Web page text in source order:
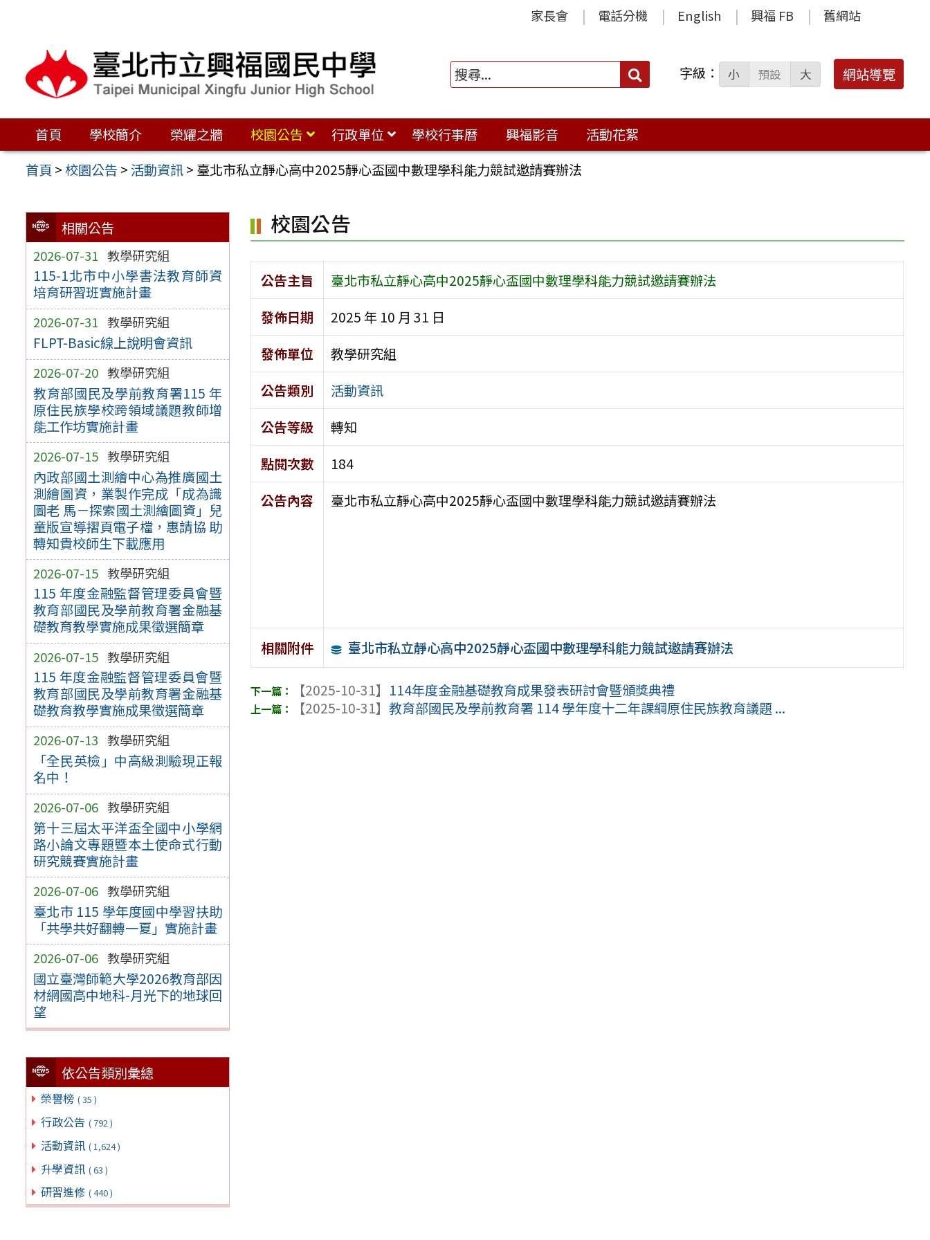
區
家長會 電話分機 English 興福 FB 舊網站
搜
字級： 小 預設 大 網站導覽
首頁 學校簡介 榮耀之牆 校園公告 行政單位 學校行事曆 興福影音
活動花絮
首頁 >校園公告 > 活動資訊> 臺北市私立靜心高中2025靜心盃國中數理學科能力競試邀請賽辦法
相關公告
2026-07-31 教學研究組
115-1北市中小學書法教育師資
培育研習班實施計畫
2026-07-31 教學研究組
FLPT-Basic線上說明會資訊
2026-07-20 教學研究組
教育部國民及學前教育署115 年
原住民族學校跨領域議題教師增
能工作坊實施計畫
2026-07-15 教學研究組
內政部國土測繪中心為推廣國土
測繪圖資，業製作完成「成為識
圖老 馬－探索國土測繪圖資」兒
童版宣導摺頁電子檔，惠請協 助
轉知貴校師生下載應用
2026-07-15 教學研究組
115 年度金融監督管理委員會暨
教育部國民及學前教育署金融基
礎教育教學實施成果徵選簡章
2026-07-15 教學研究組
115 年度金融監督管理委員會暨
教育部國民及學前教育署金融基
礎教育教學實施成果徵選簡章
2026-07-13 教學研究組
「全民英檢」中高級測驗現正報
名中！
2026-07-06 教學研究組
第十三屆太平洋盃全國中小學網
路小論文專題暨本土使命式行動
研究競賽實施計畫
2026-07-06 教學研究組
臺北市 115 學年度國中學習扶助
「共學共好翻轉一夏」實施計畫
2026-07-06 教學研究組
國立臺灣師範大學2026教育部因
材網國高中地科-月光下的地球回
望
依公告類別彙總
榮譽榜 ( 35 )
行政公告 ( 792 )
活動資訊 ( 1,624 )
升學資訊 ( 63 )
研習進修 ( 440 )
校園公告
公告主旨
臺北市私立靜心高中2025靜心盃國中數理學科能力競試邀請賽辦法
發佈日期
2025 年 10 月 31 日
發佈單位
教學研究組
公告類別
活動資訊
公告等級
轉知
點閱次數
184
公告內容
臺北市私立靜心高中2025靜心盃國中數理學科能力競試邀請賽辦法
相關附件 臺北市私立靜心高中2025靜心盃國中數理學科能力競試邀請賽辦法
【2025-10-31】 114年度金融基礎教育成果發表研討會暨頒獎典禮
【2025-10-31】教育部國民及學前教育署 114 學年度十二年課綱原住民族教育議題 ...